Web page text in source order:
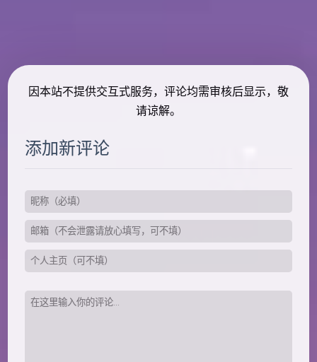
因本站不提供交互式服务，评论均需审核后显示，敬
请谅解。
添加新评论